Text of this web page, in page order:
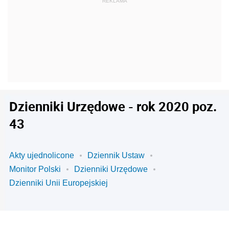
Dzienniki Urzędowe - rok 2020 poz.
43
Akty ujednolicone
Dziennik Ustaw
Monitor Polski
Dzienniki Urzędowe
Dzienniki Unii Europejskiej